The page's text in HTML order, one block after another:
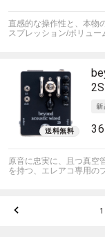
直感的な操作性と、本物
スプレッション/ポリュー
2S
原音に忠実に、且つ真空
を持つ、エレアコ専用の
1